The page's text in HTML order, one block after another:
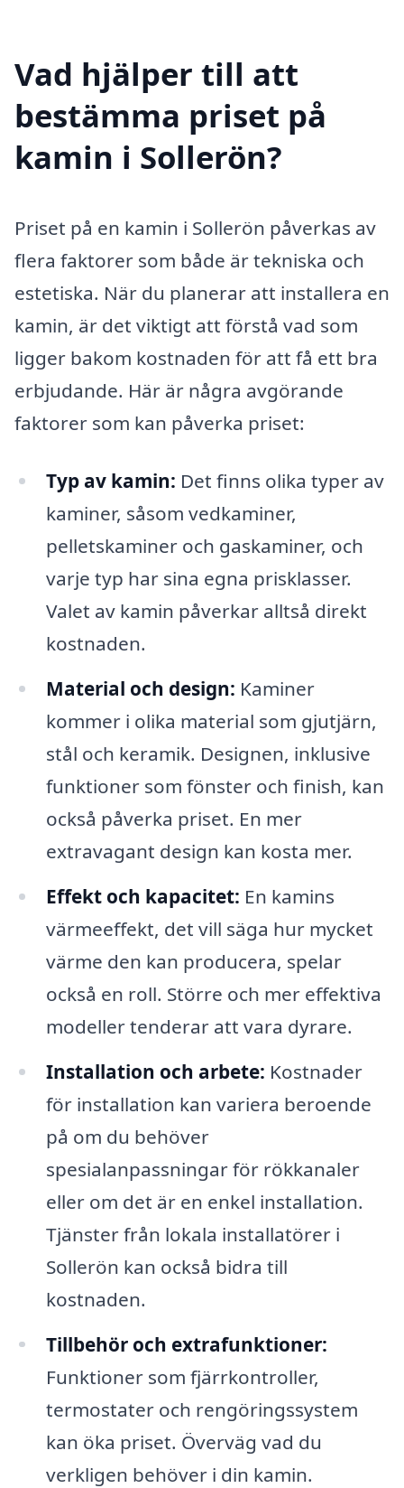
Vad hjälper till att
bestämma priset på
kamin i Sollerön?
Priset på en kamin i Sollerön påverkas av
flera faktorer som både är tekniska och
estetiska. När du planerar att installera en
kamin, är det viktigt att förstå vad som
ligger bakom kostnaden för att få ett bra
erbjudande. Här är några avgörande
faktorer som kan påverka priset:
Typ av kamin: Det finns olika typer av
kaminer, såsom vedkaminer,
pelletskaminer och gaskaminer, och
varje typ har sina egna prisklasser.
Valet av kamin påverkar alltså direkt
kostnaden.
Material och design: Kaminer
kommer i olika material som gjutjärn,
stål och keramik. Designen, inklusive
funktioner som fönster och finish, kan
också påverka priset. En mer
extravagant design kan kosta mer.
Effekt och kapacitet: En kamins
värmeeffekt, det vill säga hur mycket
värme den kan producera, spelar
också en roll. Större och mer effektiva
modeller tenderar att vara dyrare.
Installation och arbete: Kostnader
för installation kan variera beroende
på om du behöver
spesialanpassningar för rökkanaler
eller om det är en enkel installation.
Tjänster från lokala installatörer i
Sollerön kan också bidra till
kostnaden.
Tillbehör och extrafunktioner:
Funktioner som fjärrkontroller,
termostater och rengöringssystem
kan öka priset. Överväg vad du
verkligen behöver i din kamin.